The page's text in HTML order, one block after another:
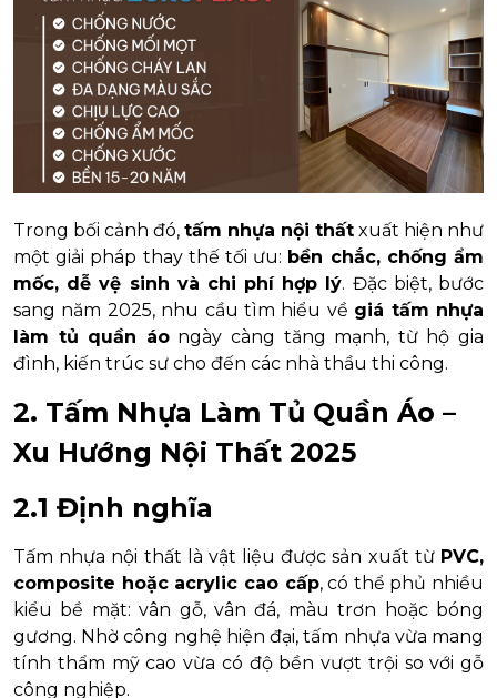
Trong bối cảnh đó, tấm nhựa nội thất xuất hiện như
một giải pháp thay thế tối ưu: bền chắc, chống ẩm
mốc, dễ vệ sinh và chi phí hợp lý. Đặc biệt, bước
sang năm 2025, nhu cầu tìm hiểu về giá tấm nhựa
làm tủ quần áongày càng tăng mạnh, từ hộ gia
đình, kiến trúc sư cho đến các nhà thầu thi công.
2. Tấm Nhựa Làm Tủ Quần Áo –
Xu Hướng Nội Thất 2025
2.1 Định nghĩa
Tấm nhựa nội thất là vật liệu được sản xuất từ PVC,
composite hoặc acrylic cao cấp, có thể phủ nhiều
kiểu bề mặt: vân gỗ, vân đá, màu trơn hoặc bóng
gương. Nhờ công nghệ hiện đại, tấm nhựa vừa mang
tính thẩm mỹ cao vừa có độ bền vượt trội so với gỗ
công nghiệp.